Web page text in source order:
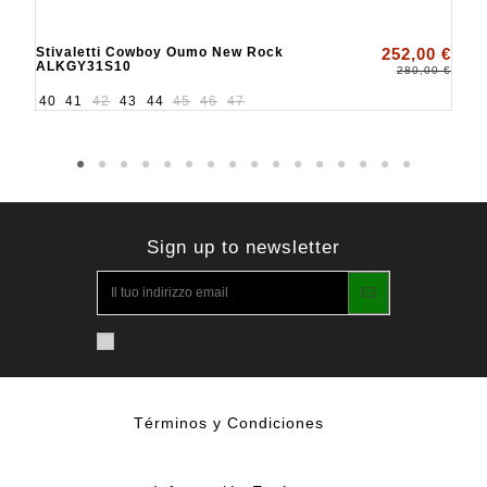
Stivaletti Cowboy Oumo New Rock
ALKGY31S10
252,00 €
280,00 €
40 41 42 43 44 45 46 47
Sign up to newsletter
Términos y Condiciones